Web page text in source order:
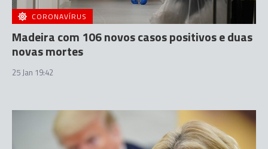
CORONAVÍRUS
Madeira com 106 novos casos positivos e duas
novas mortes
25 Jan 19:42